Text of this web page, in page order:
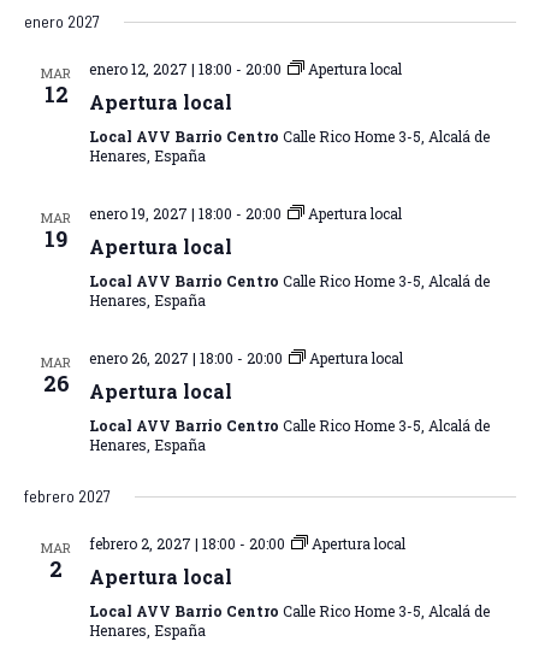
e
enero 2027
MAR
12
enero 12, 2027 | 18:00 - 20:00 Apertura local
Apertura local
Local AVV Barrio Centro Calle Rico Home 3-5, Alcalá de
Henares, España
MAR
19
enero 19, 2027 | 18:00 - 20:00 Apertura local
Apertura local
Local AVV Barrio Centro Calle Rico Home 3-5, Alcalá de
Henares, España
MAR
26
enero 26, 2027 | 18:00 - 20:00 Apertura local
Apertura local
Local AVV Barrio Centro Calle Rico Home 3-5, Alcalá de
Henares, España
febrero 2027
MAR
2
febrero 2, 2027 | 18:00 - 20:00 Apertura local
Apertura local
Local AVV Barrio Centro Calle Rico Home 3-5, Alcalá de
Henares, España